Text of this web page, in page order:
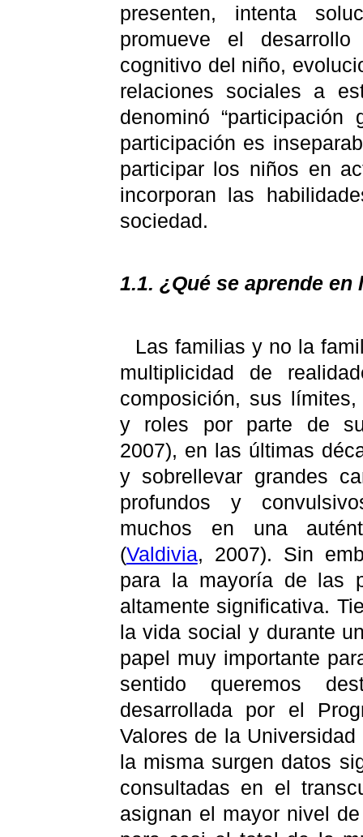
presenten, intenta
promueve el
cognitivo del niño,
relaciones sociales a
denominó “participación
participación es
participar los niños en
incorporan las
sociedad.
1.1. ¿Qué se aprende en
Las familias y no la
multiplicidad de
composición, sus
y roles por parte de
2007), en las últimas
y sobrellevar grandes
profundos y
muchos en una
(Valdivia, 2007). Sin
para la mayoría de las
altamente significativa.
la vida social y durante
papel muy importante
sentido queremos
desarrollada por el
Valores de la
la misma surgen datos
consultadas en el
asignan el mayor nivel